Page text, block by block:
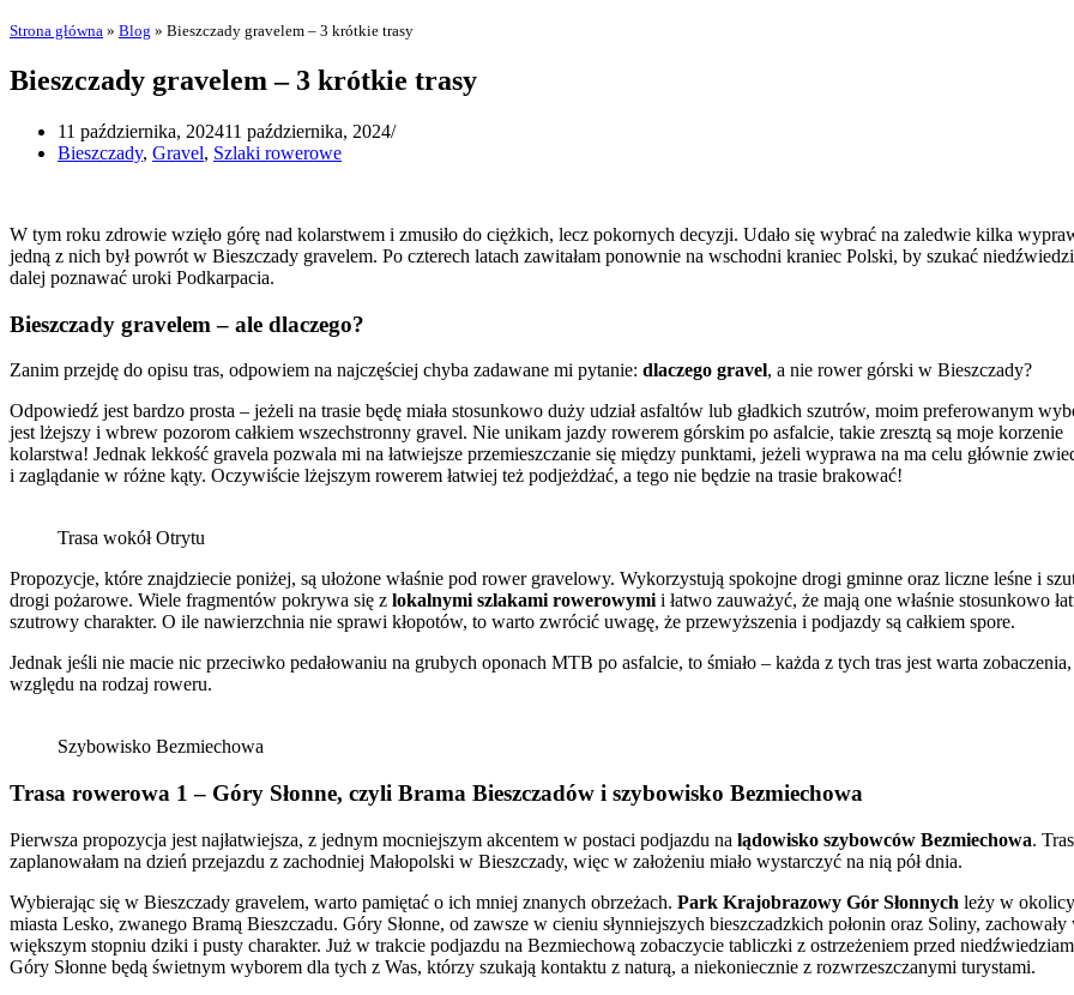
Strona główna » Blog » Bieszczady gravelem – 3 krótkie trasy
Bieszczady gravelem – 3 krótkie trasy
11 października, 202411 października, 2024
Bieszczady, Gravel, Szlaki rowerowe
W tym roku zdrowie wzięło górę nad kolarstwem i zmusiło do ciężkich, lecz pokornych decyzji. Udało się wybrać na zaledwie kilka
jedną z nich był powrót w Bieszczady gravelem. Po czterech latach zawitałam ponownie na wschodni kraniec Polski, by szukać
dalej poznawać uroki Podkarpacia.
Bieszczady gravelem – ale dlaczego?
Zanim przejdę do opisu tras, odpowiem na najczęściej chyba zadawane mi pytanie: dlaczego gravel, a nie rower górski w Bieszczady?
Odpowiedź jest bardzo prosta – jeżeli na trasie będę miała stosunkowo duży udział asfaltów lub gładkich szutrów, moim preferowanym
jest lżejszy i wbrew pozorom całkiem wszechstronny gravel. Nie unikam jazdy rowerem górskim po asfalcie, takie zresztą są moje korzenie
kolarstwa! Jednak lekkość gravela pozwala mi na łatwiejsze przemieszczanie się między punktami, jeżeli wyprawa na ma celu głównie
i zaglądanie w różne kąty. Oczywiście lżejszym rowerem łatwiej też podjeżdżać, a tego nie będzie na trasie brakować!
Trasa wokół Otrytu
Propozycje, które znajdziecie poniżej, są ułożone właśnie pod rower gravelowy. Wykorzystują spokojne drogi gminne oraz liczne leśne i
drogi pożarowe. Wiele fragmentów pokrywa się z lokalnymi szlakami rowerowymi i łatwo zauważyć, że mają one właśnie stosunkowo
szutrowy charakter. O ile nawierzchnia nie sprawi kłopotów, to warto zwrócić uwagę, że przewyższenia i podjazdy są całkiem spore.
Jednak jeśli nie macie nic przeciwko pedałowaniu na grubych oponach MTB po asfalcie, to śmiało – każda z tych tras jest warta
względu na rodzaj roweru.
Szybowisko Bezmiechowa
Trasa rowerowa 1 – Góry Słonne, czyli Brama Bieszczadów i szybowisko Bezmiechowa
Pierwsza propozycja jest najłatwiejsza, z jednym mocniejszym akcentem w postaci podjazdu na lądowisko szybowców Bezmiechowa.
zaplanowałam na dzień przejazdu z zachodniej Małopolski w Bieszczady, więc w założeniu miało wystarczyć na nią pół dnia.
Wybierając się w Bieszczady gravelem, warto pamiętać o ich mniej znanych obrzeżach. Park Krajobrazowy Gór Słonnych leży w okolicy
miasta Lesko, zwanego Bramą Bieszczadu. Góry Słonne, od zawsze w cieniu słynniejszych bieszczadzkich połonin oraz Soliny, zachowały
większym stopniu dziki i pusty charakter. Już w trakcie podjazdu na Bezmiechową zobaczycie tabliczki z ostrzeżeniem przed
Góry Słonne będą świetnym wyborem dla tych z Was, którzy szukają kontaktu z naturą, a niekoniecznie z rozwrzeszczanymi turystami.